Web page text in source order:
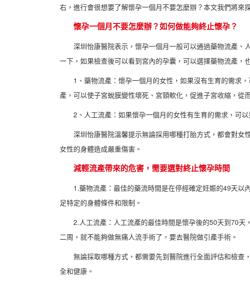
右，進行會很想要了解懷孕一個月不要怎麼辦？本文我們將來
懷孕一個月不要怎麼辦？如何做能夠終止懷孕？
深圳怡康醫院表示，懷孕一個月一般可以通過藥物流產
一下，如果檢查後可以看到宮內的孕囊，可以選擇藥物流產，
1、藥物流產：懷孕一個月的女性，如果沒有生育的需求
產，可以使子宮蛻膜變性壞死、宮頸軟化，促進子宮收縮，從
2、人工流產：如果懷孕一個月的女性有生育的需求，可
深圳怡康醫院溫馨提示無論採用哪種打胎方式，都會對
女性的身體造成嚴重傷害。
減輕流產帶來的危害，需要選對終止懷孕時間
1.藥物流產：最佳的藥流時間是在停經確定妊娠的49天
足特定的身體條件和限制。
2.人工流產：人工流產的最佳時間是懷孕後的50天到70天
二周，就不能夠做無痛人流手術了，要去醫院做引產手術。
無論採取哪種方式，都需要先到醫院進行全面評估和檢
全和健康。